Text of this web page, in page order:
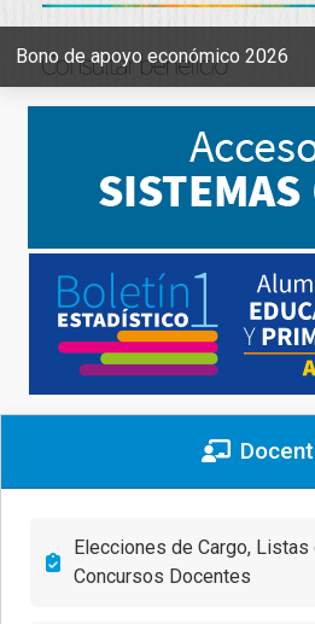
Bono de apoyo económico 2026
Elecciones de Cargo,
Concursos Docentes